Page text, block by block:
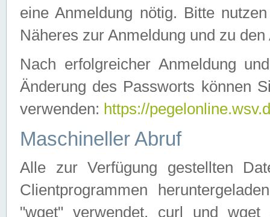
eine Anmeldung nötig. Bitte
Näheres zur Anmeldung und zu
Nach erfolgreicher Anmeldung
Änderung des Passworts können
verwenden: https://
Maschineller Abruf
Alle zur Verfügung gestellten
Clientprogrammen
"wget" verwendet. curl und wget